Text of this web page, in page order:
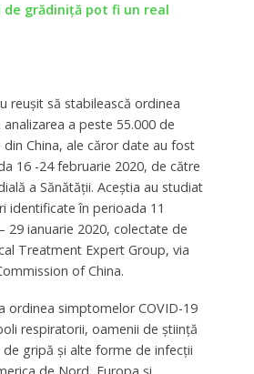
de grădiniță pot fi un real
reușit să stabilească ordinea
a peste 55.000 de
China, ale căror date au fost
16 -24 februarie 2020, de către
a Sănătății. Aceștia au studiat
identificate în perioada 11
29 ianuarie 2020, colectate de
Treatment Expert Group, via
of China.
ordinea simptomelor COVID-19
respiratorii, oamenii de știință
de gripă și alte forme de infecții
de Nord, Europa și